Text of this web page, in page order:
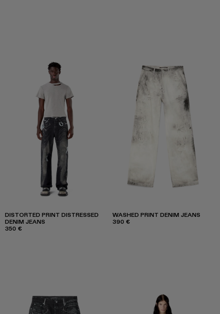
DISTORTED PRINT DISTRESSED
DENIM JEANS
350 €
WASHED PRINT DENIM JEANS
390 €